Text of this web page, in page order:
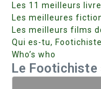
Les 11 meilleurs
Les meilleures
Les meilleurs films
Qui es-tu,
Who’s who
Le Footichiste